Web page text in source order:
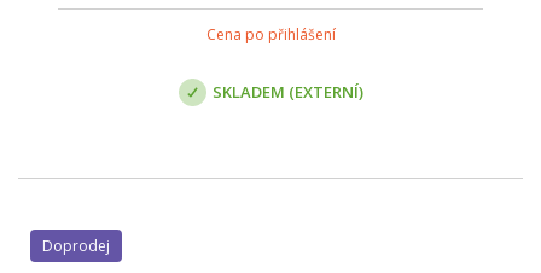
Cena po přihlášení
SKLADEM (EXTERNÍ)
Doprodej